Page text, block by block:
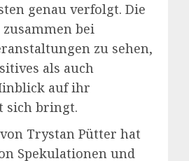
genau verfolgt. Die
bei
zu sehen,
als auch
auf ihr
sich bringt.
Trystan Pütter hat
Spekulationen und